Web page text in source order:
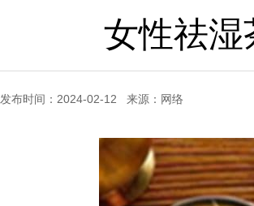
女性祛湿
发布时间：2024-02-12 来源：网络